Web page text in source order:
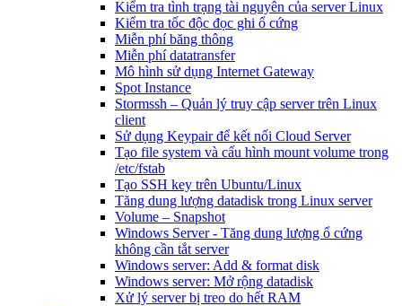
Kiểm tra tình trạng tài nguyên của server Linux
Kiểm tra tốc độc đọc ghi ổ cứng
Miễn phí băng thông
Miễn phí datatransfer
Mô hình sử dụng Internet Gateway
Spot Instance
Stormssh – Quản lý truy cập server trên Linux
client
Sử dụng Keypair để kết nối Cloud Server
Tạo file system và cấu hình mount volume trong
/etc/fstab
Tạo SSH key trên Ubuntu/Linux
Tăng dung lượng datadisk trong Linux server
Volume – Snapshot
Windows Server - Tăng dung lượng ổ cứng
không cần tắt server
Windows server: Add & format disk
Windows server: Mở rộng datadisk
Xử lý server bị treo do hết RAM